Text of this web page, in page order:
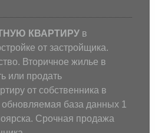
КВАРТИРУв
от застройщика.
Вторичное жилье в
или продать
от собственника в
обновляемая база данных 1
Срочная продажа